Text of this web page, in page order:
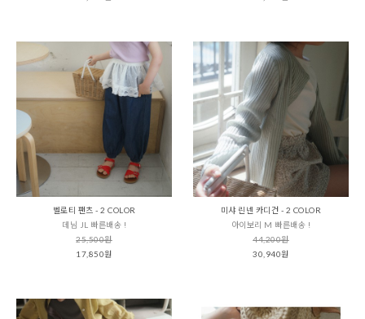
벨로티 팬츠 - 2 COLOR
데님 JL 빠른배송 !
25,500원
17,850원
미샤 린넨 카디건 - 2 COLOR
아이보리 M 빠른배송 !
44,200원
30,940원